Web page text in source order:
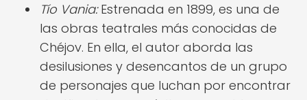
Tío Vania:Estrenada en 1899, es una de
las obras teatrales más conocidas de
Chéjov. En ella, el autor aborda las
desilusiones y desencantos de un grupo
de personajes que luchan por encontrar